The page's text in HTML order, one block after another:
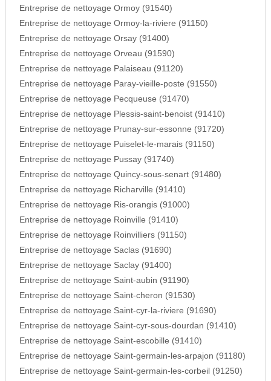
Entreprise de nettoyage Ormoy (91540)
Entreprise de nettoyage Ormoy-la-riviere (91150)
Entreprise de nettoyage Orsay (91400)
Entreprise de nettoyage Orveau (91590)
Entreprise de nettoyage Palaiseau (91120)
Entreprise de nettoyage Paray-vieille-poste (91550)
Entreprise de nettoyage Pecqueuse (91470)
Entreprise de nettoyage Plessis-saint-benoist (91410)
Entreprise de nettoyage Prunay-sur-essonne (91720)
Entreprise de nettoyage Puiselet-le-marais (91150)
Entreprise de nettoyage Pussay (91740)
Entreprise de nettoyage Quincy-sous-senart (91480)
Entreprise de nettoyage Richarville (91410)
Entreprise de nettoyage Ris-orangis (91000)
Entreprise de nettoyage Roinville (91410)
Entreprise de nettoyage Roinvilliers (91150)
Entreprise de nettoyage Saclas (91690)
Entreprise de nettoyage Saclay (91400)
Entreprise de nettoyage Saint-aubin (91190)
Entreprise de nettoyage Saint-cheron (91530)
Entreprise de nettoyage Saint-cyr-la-riviere (91690)
Entreprise de nettoyage Saint-cyr-sous-dourdan (91410)
Entreprise de nettoyage Saint-escobille (91410)
Entreprise de nettoyage Saint-germain-les-arpajon (91180)
Entreprise de nettoyage Saint-germain-les-corbeil (91250)